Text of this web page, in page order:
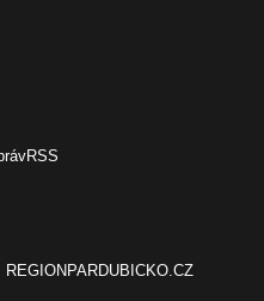
RSS
REGIONPARDUBICKO.CZ